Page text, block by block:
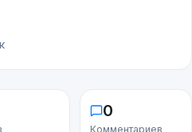
0
Комментариев